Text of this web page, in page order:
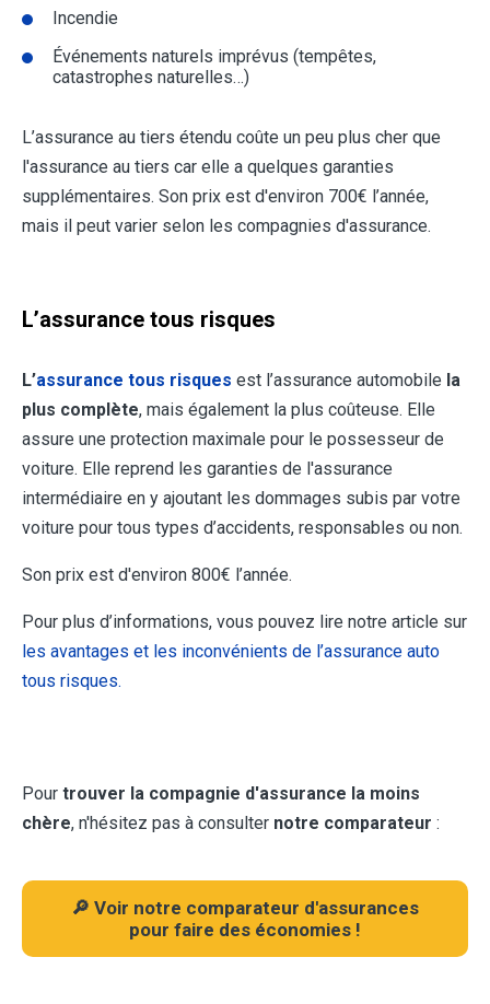
Incendie
Événements naturels imprévus (tempêtes,
catastrophes naturelles…)
L’assurance au tiers étendu coûte un peu plus cher que
l'assurance au tiers car elle a quelques garanties
supplémentaires. Son prix est d'environ 700€ l’année,
mais il peut varier selon les compagnies d'assurance.
L’assurance tous risques
L’assurance tous risques est l’assurance automobile la
plus complète, mais également la plus coûteuse. Elle
assure une protection maximale pour le possesseur de
voiture. Elle reprend les garanties de l'assurance
intermédiaire en y ajoutant les dommages subis par votre
voiture pour tous types d’accidents, responsables ou non.
Son prix est d'environ 800€ l’année.
Pour plus d’informations, vous pouvez lire notre article sur
les avantages et les inconvénients de l’assurance auto
tous risques.
Pour trouver la compagnie d'assurance la moins
chère, n'hésitez pas à consulter notre comparateur :
🔎 Voir notre comparateur d'assurances
pour faire des économies !